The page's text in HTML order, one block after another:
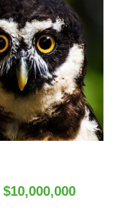
$10,000,000Price